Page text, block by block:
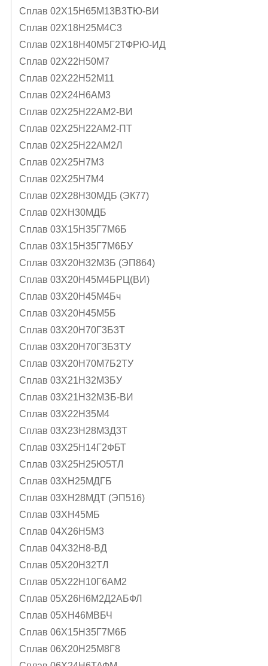
Сплав 02Х15Н65М13В3ТЮ-ВИ
Сплав 02Х18Н25М4С3
Сплав 02Х18Н40М5Г2ТФРЮ-ИД
Сплав 02Х22Н50М7
Сплав 02Х22Н52М11
Сплав 02Х24Н6AМ3
Сплав 02Х25Н22АМ2-ВИ
Сплав 02Х25Н22АМ2-ПТ
Сплав 02Х25Н22АМ2Л
Сплав 02Х25Н7М3
Сплав 02Х25Н7М4
Сплав 02Х28Н30МДБ (ЭК77)
Сплав 02ХН30МДБ
Сплав 03Х15Н35Г7М6Б
Сплав 03Х15Н35Г7М6БУ
Сплав 03Х20Н32М3Б (ЭП864)
Сплав 03Х20Н45М4БРЦ(ВИ)
Сплав 03Х20Н45М4Бч
Сплав 03Х20Н45М5Б
Сплав 03Х20Н70Г3Б3Т
Сплав 03Х20Н70Г3Б3ТУ
Сплав 03Х20Н70М7Б2ТУ
Сплав 03Х21Н32М3БУ
Сплав 03Х21Н32МЗБ-ВИ
Сплав 03Х22Н35М4
Сплав 03Х23Н28М3Д3Т
Сплав 03Х25Н14Г2ФБТ
Сплав 03Х25Н25Ю5ТЛ
Сплав 03ХН25МДГБ
Сплав 03ХН28МДТ (ЭП516)
Сплав 03ХН45МБ
Сплав 04Х26Н5М3
Сплав 04Х32Н8-ВД
Сплав 05X20H32TЛ
Сплав 05Х22Н10Г6АМ2
Сплав 05Х26Н6М2Д2АБФЛ
Сплав 05ХН46МВБЧ
Сплав 06Х15Н35Г7М6Б
Сплав 06Х20Н25М8Г8